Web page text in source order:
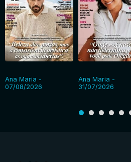
Ana Maria -
07/08/2026
Ana Maria -
31/07/2026